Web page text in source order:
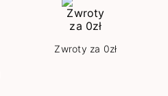
Zwroty za 0zł